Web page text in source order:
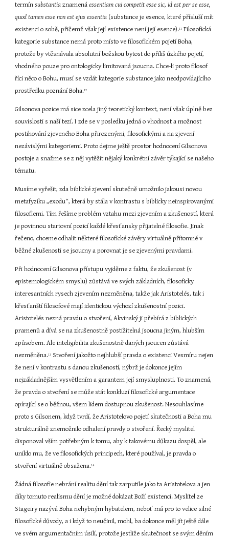
termín substantia znamená essentiam cui competit esse sic, id est per se esse,
quod tamen esse non est ejus essentia (substance je esence, které přísluší mít
existenci o sobě, přičemž však její existence není její esence).11 Filosofická
kategorie substance nemá proto místo ve filosofickém pojetí Boha,
protože by vtěsnávala absolutní božskou bytost do příliš úzkého pojetí,
vhodného pouze pro ontologicky limitovaná jsoucna. Chce-li proto filosof
říci něco o Bohu, musí se vzdát kategorie substance jako neodpovídajícího
prostředku poznání Boha.12
Gilsonova pozice má sice zcela jiný teoretický kontext, není však úplně bez
souvislosti s naší tezí. I zde se v posledku jedná o vhodnost a možnost
postihování zjeveného Boha přirozenými, filosofickými a na zjevení
nezávislými kategoriemi. Proto dejme ještě prostor hodnocení Gilsonova
postoje a snažme se z něj vytěžit nějaký konkrétní závěr týkající se našeho
tématu.
Musíme vyřešit, zda biblické zjevení skutečně umožnilo jakousi novou
metafyziku „exodu“, která by stála v kontrastu s biblicky neinspirovanými
filosofiemi. Tím řešíme problém vztahu mezi zjevením a zkušeností, která
je povinnou startovní pozicí každé křesťansky přijatelné filosofie. Jinak
řečeno, chceme odhalit některé filosofické závěry virtuálně přítomné v
běžné zkušenosti se jsoucny a porovnat je se zjevenými pravdami.
Při hodnocení Gilsonova přístupu vyjděme z faktu, že zkušenost (v
epistemologickém smyslu) zůstává ve svých základních, filosoficky
interesantních rysech zjevením nezměněna, takže jak Aristotelés, tak i
křesťanští filosofové mají identickou výchozí zkušenostní pozici.
Aristotelés nezná pravdu o stvoření, Akvinský ji přebírá z biblických
pramenů a dívá se na zkušenostně postižitelná jsoucna jiným, hlubším
způsobem. Ale inteligibilita zkušenostně daných jsoucen zůstává
nezměněna.13 Stvoření jakožto nejhlubší pravda o existenci Vesmíru nejen
že není v kontrastu s danou zkušeností, nýbrž je dokonce jejím
nejzákladnějším vysvětlením a garantem její smysluplnosti. To znamená,
že pravda o stvoření se může stát konkluzí filosofické argumentace
opírající se o běžnou, všem lidem dostupnou zkušenost. Nesouhlasíme
proto s Gilsonem, když tvrdí, že Aristotelovo pojetí skutečnosti a Boha mu
strukturálně znemožnilo odhalení pravdy o stvoření. Řecký myslitel
disponoval vším potřebným k tomu, aby k takovému důkazu dospěl, ale
uniklo mu, že ve filosofických principech, které používal, je pravda o
stvoření virtuálně obsažena.14
Žádná filosofie nebrání realitu dění tak zarputile jako ta Aristotelova a jen
díky tomuto realismu dění je možné dokázat Boží existenci. Myslitel ze
Stageiry nazývá Boha nehybným hybatelem, neboť má pro to velice silné
filosofické důvody, a i když to neučinil, mohl, ba dokonce měl jít ještě dále
ve svém argumentačním úsilí, protože jestliže skutečnost se svým děním